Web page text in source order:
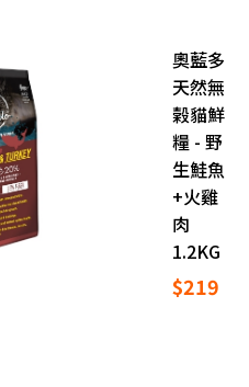
奧藍多
天然無
榖貓鮮
糧 - 野
生鮭魚
+火雞
肉
1.2KG
$219